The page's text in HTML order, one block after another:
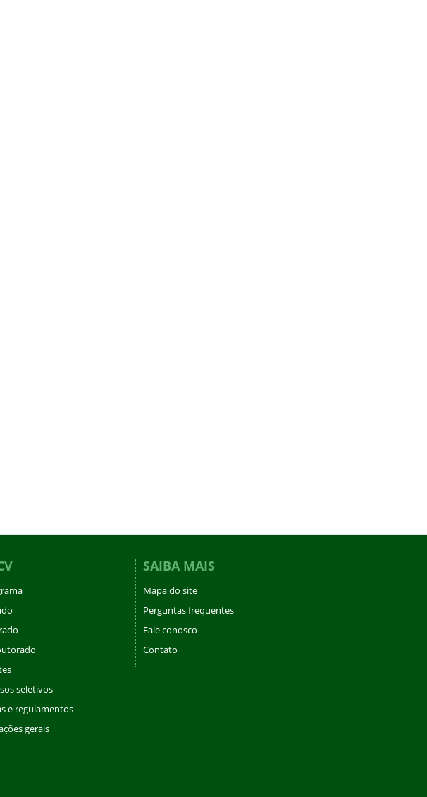
seletivos
e regulamentos
gerais
SAIBA MAIS
Mapa do site
Perguntas frequentes
Fale conosco
Contato